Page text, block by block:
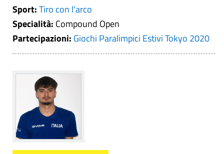
Sport:Tiro con l'arco
Specialità: Compound Open
Partecipazioni: Giochi Paralimpici Estivi Tokyo 2020